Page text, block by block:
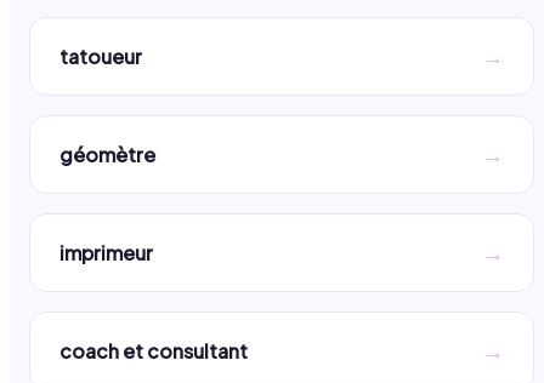
tatoueur →
géomètre →
imprimeur →
coach et consultant →